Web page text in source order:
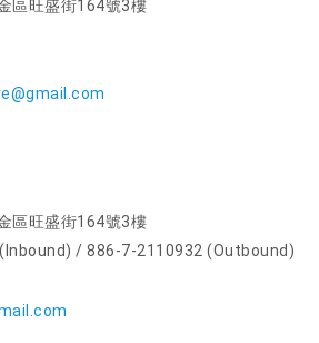
區旺盛街164號3樓
區旺盛街164號3樓
/ 886-7-2110932 (Outbound)